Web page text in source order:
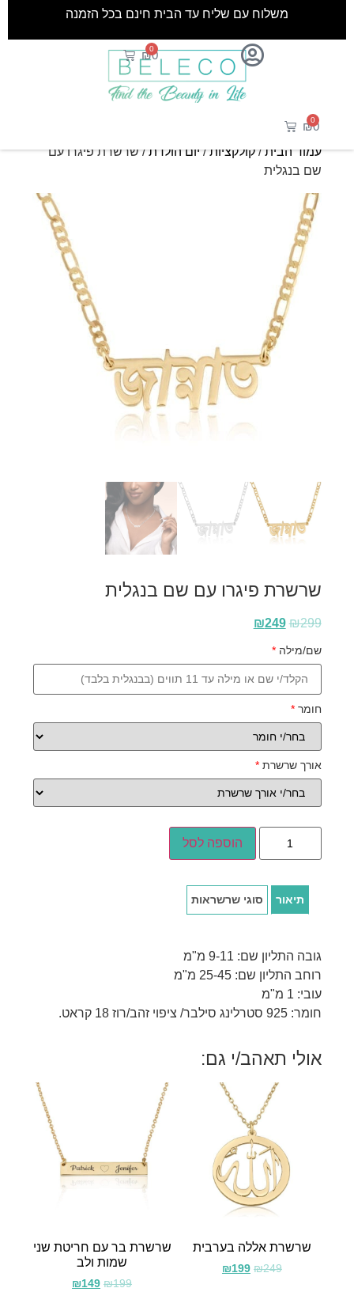
₪0
0
משלוח עם שליח עד הבית חינם בכל הזמנה
₪0
0
עמוד הבית/קולקציות/יום הולדת/ שרשרת פיגרו עם
שם בנגלית
שרשרת פיגרו עם שם בנגלית
₪299
₪249
שם/מילה*
חומר*
אורך שרשרת*
הוספה לסל
תיאור סוגי שרשראות
גובה התליון שם: 9-11 מ"מ
רוחב התליון שם: 25-45 מ"מ
עובי: 1 מ"מ
חומר: 925 סטרלינג סילבר/ ציפוי זהב/רוז 18 קראט.
אולי תאהב/י גם:
שרשרת אללה בערבית
₪249
₪199
שרשרת בר עם חריטת שני
שמות ולב
₪199
₪149